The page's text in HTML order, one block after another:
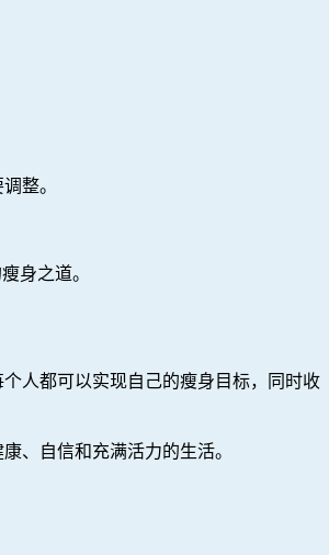
整。
身之道。
人都可以实现自己的瘦身目标，同时收
、自信和充满活力的生活。